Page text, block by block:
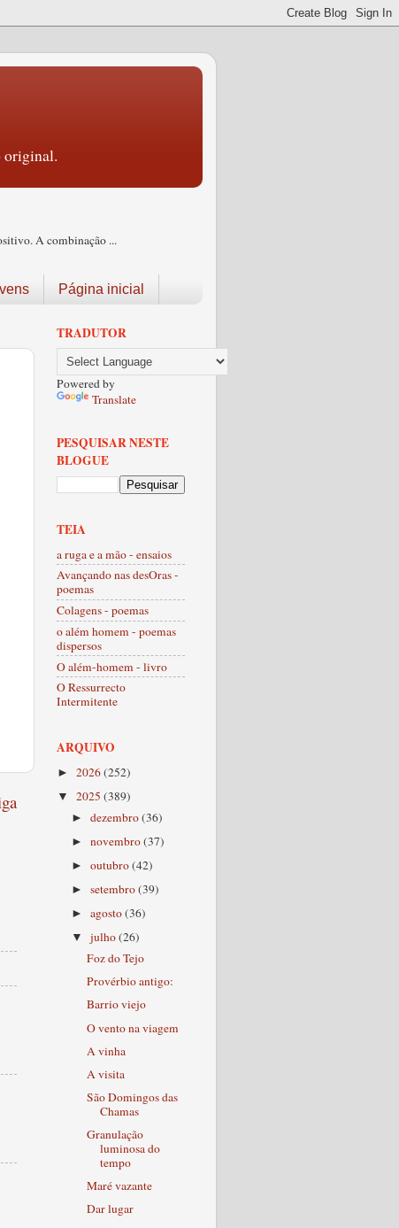
original.
A combinação ...
Página inicial
TRADUTOR
Powered by
Translate
PESQUISAR NESTE
BLOGUE
TEIA
a ruga e a mão - ensaios
Avançando nas desOras -
poemas
Colagens - poemas
o além homem - poemas
dispersos
O além-homem - livro
O Ressurrecto
Intermitente
ARQUIVO
► 2026(252)
▼ 2025 (389)
►dezembro(36)
►novembro(37)
►outubro(42)
►setembro(39)
►agosto(36)
▼julho(26)
Foz do Tejo
Provérbio antigo:
Barrio viejo
O vento na viagem
A vinha
A visita
São Domingos das
Chamas
Granulação
luminosa do
tempo
Maré vazante
Dar lugar